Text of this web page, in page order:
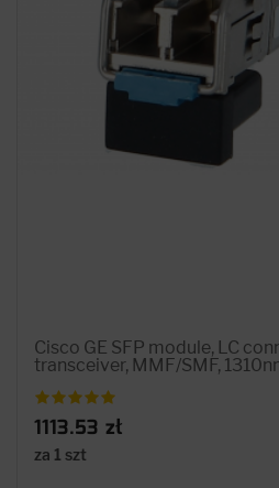
Cisco GE SFP module, LC
transceiver, MMF/SMF,
1113.53 zł
za 1 szt